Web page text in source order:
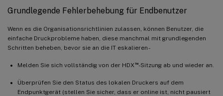
Grundlegende Fehlerbehebung für Endbenutzer
Wenn es die Organisationsrichtlinien zulassen, können Benutzer, die
einfache Druckprobleme haben, diese manchmal mit grundlegenden
Schritten beheben, bevor sie an die IT eskalieren -
Melden Sie sich vollständig von der HDX ™-Sitzung ab und wieder an.
Überprüfen Sie den Status des lokalen Druckers auf dem
Endpunktgerät (stellen Sie sicher, dass er online ist, nicht pausiert